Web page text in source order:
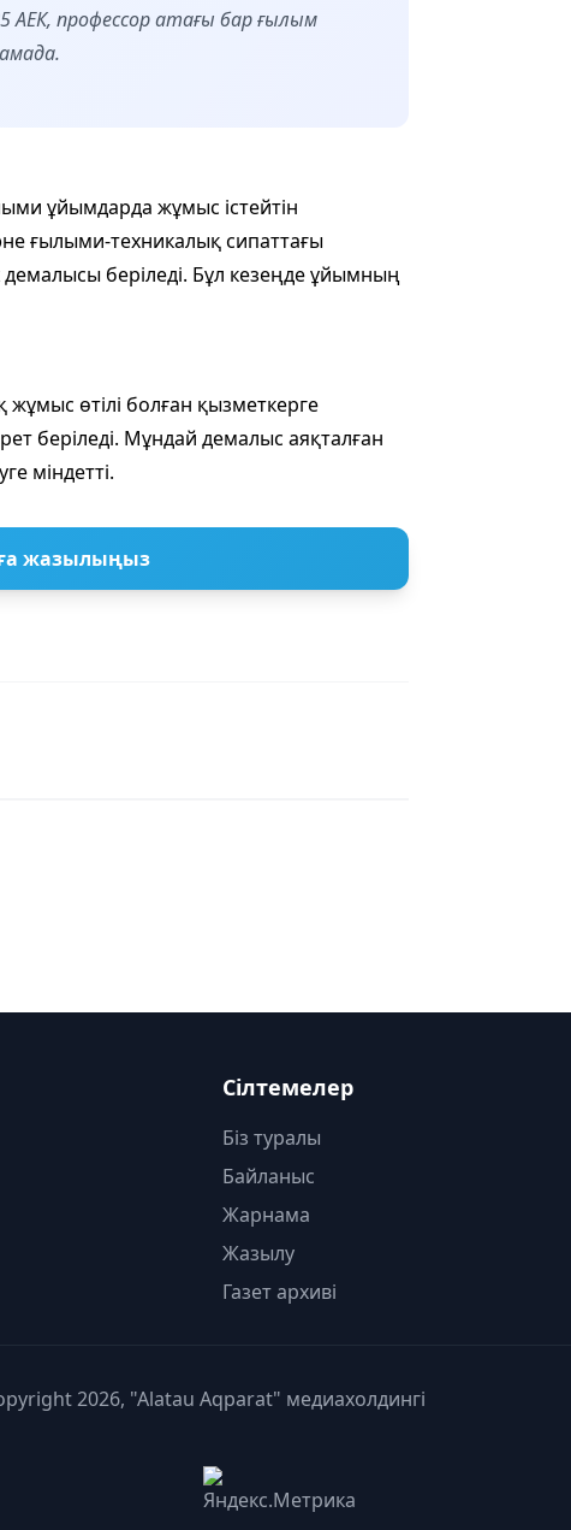
профессор атағы бар ғылым
ұйымдарда жұмыс істейтін
ғылыми-техникалық сипаттағы
беріледі. Бұл кезеңде ұйымның
жұмыс өтілі болған қызметкерге
беріледі. Мұндай демалыс аяқталған
міндетті.
жазылыңыз
Сілтемелер
Біз туралы
Байланыс
Жарнама
Жазылу
Газет архиві
2026, "Alatau Aqparat" медиахолдингі